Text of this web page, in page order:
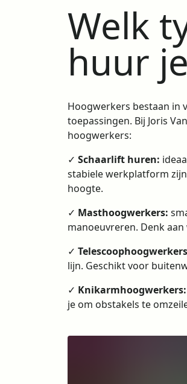
Welk
huur
Hoogwerkers bestaan in
toepassingen. Bij Joris
hoogwerkers:
✓ Schaarlift huren:
stabiele werkplatform
hoogte.
✓ Masthoogwerkers:
manoeuvreren. Denk
✓
lijn. Geschikt voor
✓ Knikarmhoogwerkers:
je om obstakels te